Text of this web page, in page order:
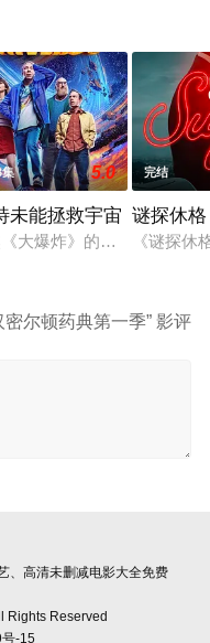
英国前刑警，原以为能
集 5.0
未能拯救宇宙
大爆炸》的漫画书老板斯
完结
谜探休
《谜探
密尔顿药典第一季” 影评
、高清未删减电影大全免费
Rights Reserved
-15